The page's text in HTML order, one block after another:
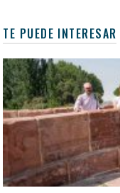
TE PUEDE INTERESAR